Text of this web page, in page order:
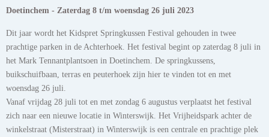
Doetinchem - Zaterdag 8 t/m woensdag 26 juli 2023
Dit jaar wordt het Kidspret Springkussen Festival gehouden in twee
prachtige parken in de Achterhoek. Het festival begint op zaterdag 8 juli in
het Mark Tennantplantsoen in Doetinchem. De springkussens,
buikschuifbaan, terras en peuterhoek zijn hier te vinden tot en met
woensdag 26 juli.
Vanaf vrijdag 28 juli tot en met zondag 6 augustus verplaatst het festival
zich naar een nieuwe locatie in Winterswijk. Het Vrijheidspark achter de
winkelstraat (Misterstraat) in Winterswijk is een centrale en prachtige plek